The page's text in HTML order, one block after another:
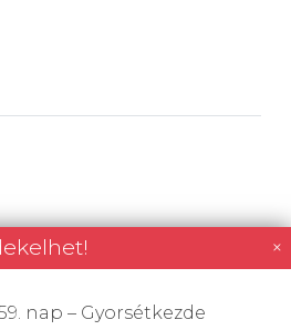
×
nap – Gyorsétkezde